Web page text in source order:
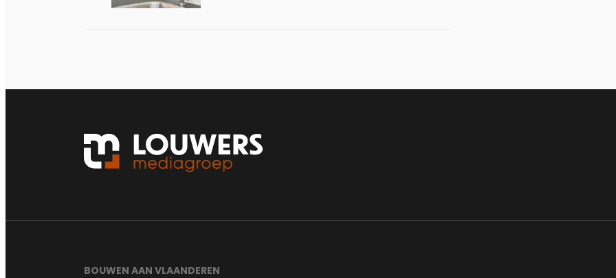
BOUWEN AAN VLAANDEREN